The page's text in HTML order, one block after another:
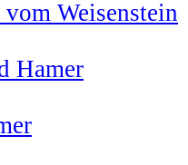
Weisenstein
Hamer